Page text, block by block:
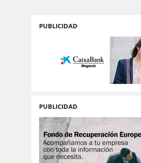
PUBLICIDAD
PUBLICIDAD